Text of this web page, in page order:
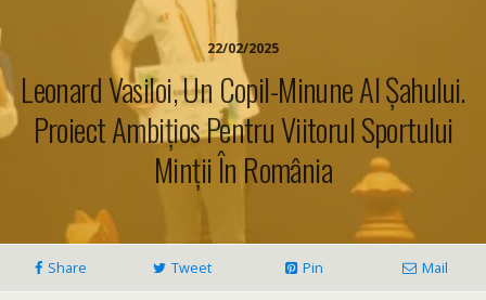
22/02/2025
Leonard Vasiloi, Un Copil-Minune Al Șahului.
Proiect Ambițios Pentru Viitorul Sportului
Minții În România
Share Tweet Pin Mail